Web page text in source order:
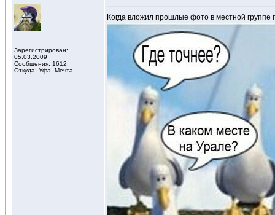
Зарегистрирован:
05.03.2009
Сообщения: 1612
Откуда: Уфа–Мечта
Когда вложил прошлые фото в местной группе